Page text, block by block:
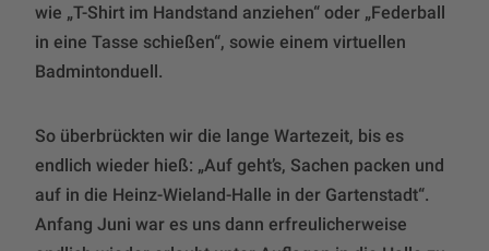
wie „T-Shirt im Handstand anziehen“ oder „Federball
in eine Tasse schießen“, sowie einem virtuellen
Badmintonduell.
So überbrückten wir die lange Wartezeit, bis es
endlich wieder hieß: „Auf geht’s, Sachen packen und
auf in die Heinz-Wieland-Halle in der Gartenstadt“.
Anfang Juni war es uns dann erfreulicherweise